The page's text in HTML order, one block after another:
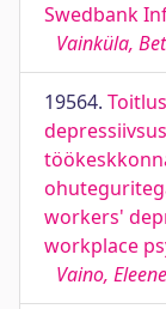
Swedbank
Vainküla,
19564.
workers'
workplace
Vaino, Eleene